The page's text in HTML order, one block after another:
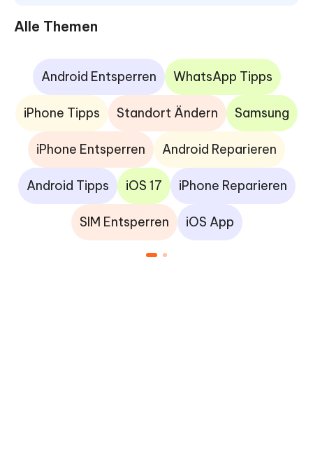
Alle Themen
Android Entsperren WhatsApp Tipps
iPhone Tipps Standort Ändern Samsung
iPhone Entsperren Android Reparieren
Android Tipps iOS 17 iPhone Reparieren
SIM Entsperren iOS App